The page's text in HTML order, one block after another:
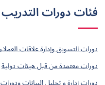
فئات دورات التدريب
دورات التسويق وإدارة علاقات
دورات معتمدة من قبل هيئات دولية